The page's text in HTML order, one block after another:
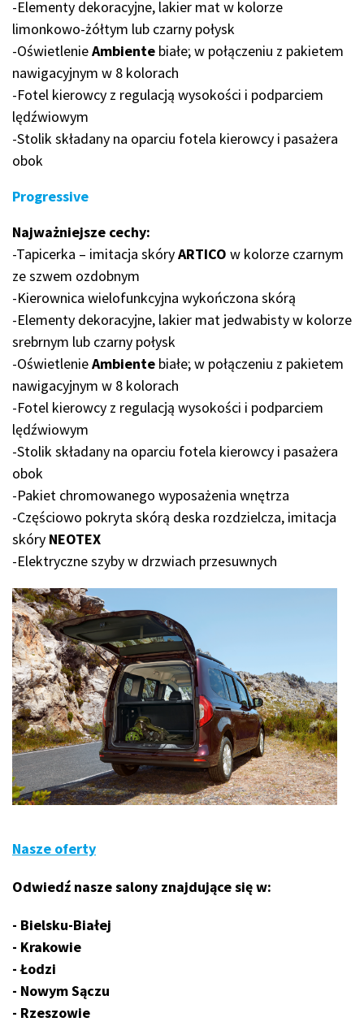
-Elementy dekoracyjne, lakier mat w kolorze
limonkowo-żółtym lub czarny połysk
-OświetlenieAmbiente białe; w połączeniu z pakietem
nawigacyjnym w 8 kolorach
-Fotel kierowcy z regulacją wysokości i podparciem
lędźwiowym
-Stolik składany na oparciu fotela kierowcy i pasażera
obok
Progressive
Najważniejsze cechy:
-Tapicerka – imitacja skóryARTICO w kolorze czarnym
ze szwem ozdobnym
-Kierownica wielofunkcyjna wykończona skórą
-Elementy dekoracyjne, lakier mat jedwabisty w kolorze
srebrnym lub czarny połysk
-OświetlenieAmbiente białe; w połączeniu z pakietem
nawigacyjnym w 8 kolorach
-Fotel kierowcy z regulacją wysokości i podparciem
lędźwiowym
-Stolik składany na oparciu fotela kierowcy i pasażera
obok
-Pakiet chromowanego wyposażenia wnętrza
-Częściowo pokryta skórą deska rozdzielcza, imitacja
skóry NEOTEX
-Elektryczne szyby w drzwiach przesuwnych
Nasze oferty
Odwiedź nasze salony znajdujące się w:
- Bielsku-Białej
- Krakowie
- Łodzi
- Nowym Sączu
- Rzeszowie